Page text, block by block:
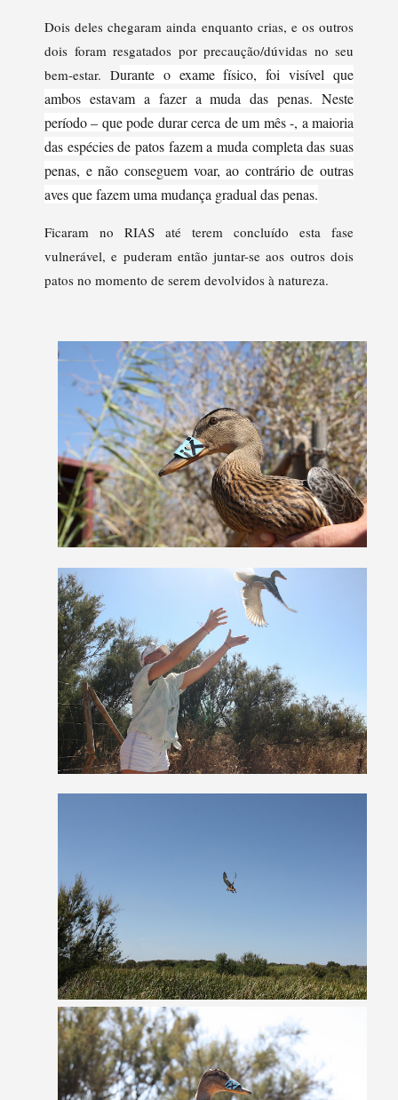
Dois deles chegaram ainda enquanto crias, e os outros
dois foram resgatados por precaução/dúvidas no seu
bem-estar. Durante o exame físico, foi visível que
ambos estavam a fazer a muda das penas. Neste
período – que pode durar cerca de um mês -, a maioria
das espécies de patos fazem a muda completa das suas
penas, e não conseguem voar, ao contrário de outras
aves que fazem uma mudança gradual das penas.
Ficaram no RIAS até terem concluído esta fase
vulnerável, e puderam então juntar-se aos outros dois
patos no momento de serem devolvidos à natureza.